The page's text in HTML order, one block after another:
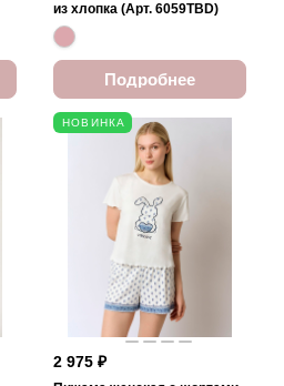
из хлопка (Арт. 6059TBD)
Подробнее
НОВИНКА
2 975 ₽